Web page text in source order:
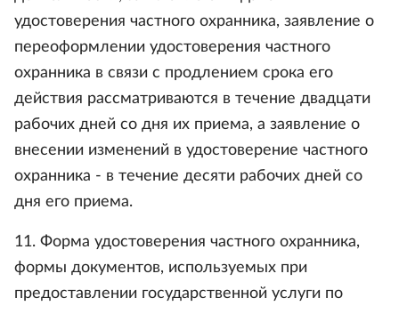
удостоверения частного охранника, заявление о
переоформлении удостоверения частного
охранника в связи с продлением срока его
действия рассматриваются в течение двадцати
рабочих дней со дня их приема, а заявление о
внесении изменений в удостоверение частного
охранника - в течение десяти рабочих дней со
дня его приема.
11. Форма удостоверения частного охранника,
формы документов, используемых при
предоставлении государственной услуги по